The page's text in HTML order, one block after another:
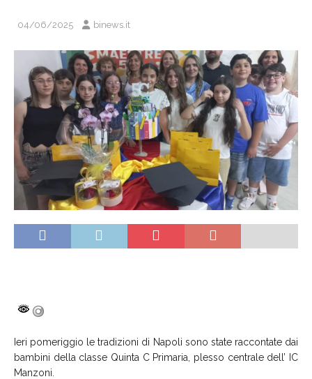
04/06/2025 binews.it
Ieri pomeriggio le tradizioni di Napoli sono state raccontate dai
bambini della classe Quinta C Primaria, plesso centrale dell’ IC
Manzoni.